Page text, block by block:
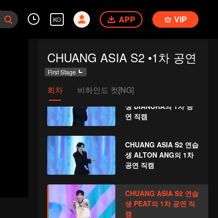
KO APP VIP
CHUANG ASIA S2 •1차 공연
First Stage
회차 비하인드 컷[NG]
생 HU YETAO의 1차 공
연 직캠
생 AGUANG의 1차 공
CHUANG ASIA S2 연습
생 BIANURA의 1차 공
연 직캠
CHUANG ASIA S2 연습
생 ALTON ANG의 1차
공연 직캠
CHUANG ASIA S2 연습
생 PEAT의 1차 공연 직
캠